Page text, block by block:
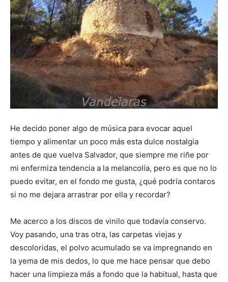
He decido poner algo de música para evocar aquel
tiempo y alimentar un poco más esta dulce nostalgia
antes de que vuelva Salvador, que siempre me riñe por
mi enfermiza tendencia a la melancolía, pero es que no lo
puedo evitar, en el fondo me gusta, ¿qué podría contaros
si no me dejara arrastrar por ella y recordar?
Me acerco a los discos de vinilo que todavía conservo.
Voy pasando, una tras otra, las carpetas viejas y
descoloridas, el polvo acumulado se va impregnando en
la yema de mis dedos, lo que me hace pensar que debo
hacer una limpieza más a fondo que la habitual, hasta que